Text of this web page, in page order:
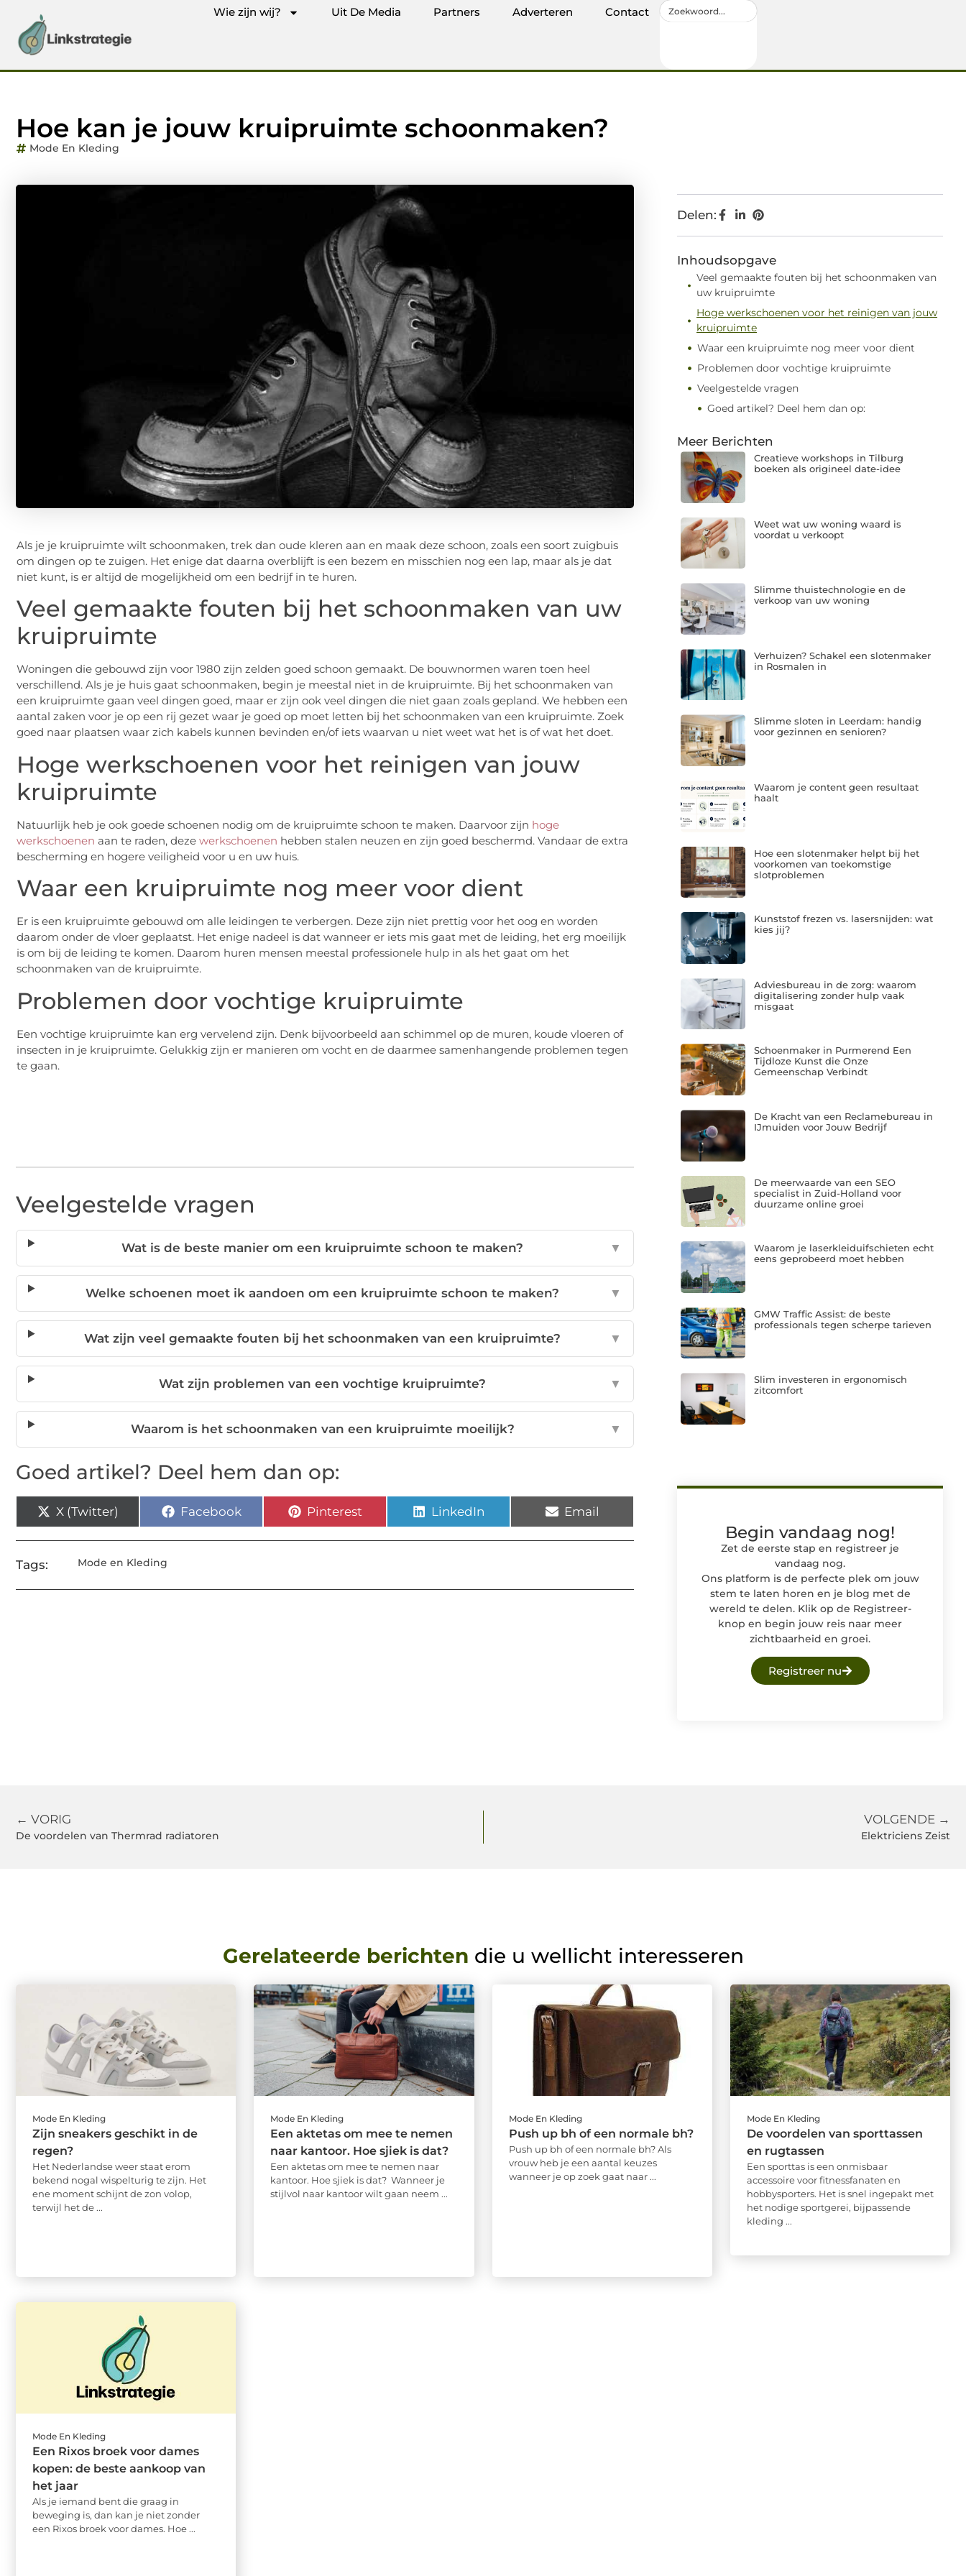
Wie zijn wij? Uit De Media Partners Adverteren Contact
Hoe kan je jouw kruipruimte schoonmaken?
Mode En Kleding
Als je je kruipruimte wilt schoonmaken, trek dan oude kleren aan en maak deze schoon, zoals een soort zuigbuis
om dingen op te zuigen. Het enige dat daarna overblijft is een bezem en misschien nog een lap, maar als je dat
niet kunt, is er altijd de mogelijkheid om een ​​bedrijf in te huren.
Veel gemaakte fouten bij het schoonmaken van uw
kruipruimte
Woningen die gebouwd zijn voor 1980 zijn zelden goed schoon gemaakt. De bouwnormen waren toen heel
verschillend. Als je je huis gaat schoonmaken, begin je meestal niet in de kruipruimte. Bij het schoonmaken van
een kruipruimte gaan veel dingen goed, maar er zijn ook veel dingen die niet gaan zoals gepland. We hebben een
aantal zaken voor je op een rij gezet waar je goed op moet letten bij het schoonmaken van een kruipruimte. Zoek
goed naar plaatsen waar zich kabels kunnen bevinden en/of iets waarvan u niet weet wat het is of wat het doet.
Hoge werkschoenen voor het reinigen van jouw
kruipruimte
Natuurlijk heb je ook goede schoenen nodig om de kruipruimte schoon te maken. Daarvoor zijn hoge
werkschoenen aan te raden, deze werkschoenen hebben stalen neuzen en zijn goed beschermd. Vandaar de extra
bescherming en hogere veiligheid voor u en uw huis.
Waar een kruipruimte nog meer voor dient
Er is een kruipruimte gebouwd om alle leidingen te verbergen. Deze zijn niet prettig voor het oog en worden
daarom onder de vloer geplaatst. Het enige nadeel is dat wanneer er iets mis gaat met de leiding, het erg moeilijk
is om bij de leiding te komen. Daarom huren mensen meestal professionele hulp in als het gaat om het
schoonmaken van de kruipruimte.
Problemen door vochtige kruipruimte
Een vochtige kruipruimte kan erg vervelend zijn. Denk bijvoorbeeld aan schimmel op de muren, koude vloeren of
insecten in je kruipruimte. Gelukkig zijn er manieren om vocht en de daarmee samenhangende problemen tegen
te gaan.
Veelgestelde vragen
Wat is de beste manier om een kruipruimte schoon te maken? ▼
Welke schoenen moet ik aandoen om een kruipruimte schoon te maken? ▼
Wat zijn veel gemaakte fouten bij het schoonmaken van een kruipruimte? ▼
Wat zijn problemen van een vochtige kruipruimte? ▼
Waarom is het schoonmaken van een kruipruimte moeilijk? ▼
Goed artikel? Deel hem dan op:
X (Twitter) Facebook Pinterest LinkedIn Email
Tags: Mode en Kleding
Delen:
Inhoudsopgave
Veel gemaakte fouten bij het schoonmaken van
uw kruipruimte
Hoge werkschoenen voor het reinigen van jouw
kruipruimte
Waar een kruipruimte nog meer voor dient
Problemen door vochtige kruipruimte
Veelgestelde vragen
Goed artikel? Deel hem dan op:
Meer Berichten
Creatieve workshops in Tilburg
boeken als origineel date-idee
Weet wat uw woning waard is
voordat u verkoopt
Slimme thuistechnologie en de
verkoop van uw woning
Verhuizen? Schakel een slotenmaker
in Rosmalen in
Slimme sloten in Leerdam: handig
voor gezinnen en senioren?
Waarom je content geen resultaat
haalt
Hoe een slotenmaker helpt bij het
voorkomen van toekomstige
slotproblemen
Kunststof frezen vs. lasersnijden: wat
kies jij?
Adviesbureau in de zorg: waarom
digitalisering zonder hulp vaak
misgaat
Schoenmaker in Purmerend Een
Tijdloze Kunst die Onze
Gemeenschap Verbindt
De Kracht van een Reclamebureau in
IJmuiden voor Jouw Bedrijf
De meerwaarde van een SEO
specialist in Zuid-Holland voor
duurzame online groei
Waarom je laserkleiduifschieten echt
eens geprobeerd moet hebben
GMW Traffic Assist: de beste
professionals tegen scherpe tarieven
Slim investeren in ergonomisch
zitcomfort
Begin vandaag nog!
Zet de eerste stap en registreer je
vandaag nog.
Ons platform is de perfecte plek om jouw
stem te laten horen en je blog met de
wereld te delen. Klik op de Registreer-
knop en begin jouw reis naar meer
zichtbaarheid en groei.
Registreer nu
← VORIG
De voordelen van Thermrad radiatoren
VOLGENDE →
Elektriciens Zeist
Gerelateerde berichten die u wellicht interesseren
Mode En Kleding
Zijn sneakers geschikt in de
regen?
Het Nederlandse weer staat erom
bekend nogal wispelturig te zijn. Het
ene moment schijnt de zon volop,
terwijl het de ...
Mode En Kleding
Een aktetas om mee te nemen
naar kantoor. Hoe sjiek is dat?
Een aktetas om mee te nemen naar
kantoor. Hoe sjiek is dat? Wanneer je
stijlvol naar kantoor wilt gaan neem ...
Mode En Kleding
Push up bh of een normale bh?
Push up bh of een normale bh? Als
vrouw heb je een aantal keuzes
wanneer je op zoek gaat naar ...
Mode En Kleding
De voordelen van sporttassen
en rugtassen
Een sporttas is een onmisbaar
accessoire voor fitnessfanaten en
hobbysporters. Het is snel ingepakt met
het nodige sportgerei, bijpassende
kleding ...
Mode En Kleding
Een Rixos broek voor dames
kopen: de beste aankoop van
het jaar
Als je iemand bent die graag in
beweging is, dan kan je niet zonder
een Rixos broek voor dames. Hoe ...